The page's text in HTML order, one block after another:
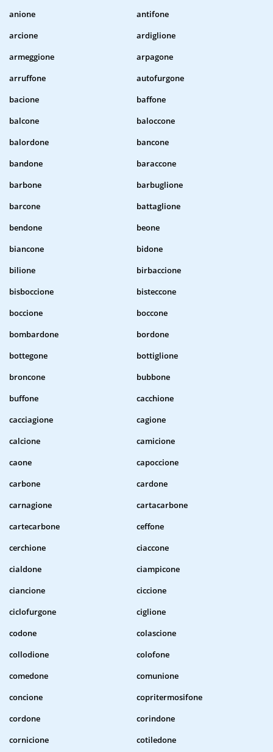
anione
antifone
arcione
ardiglione
armeggione
arpagone
arruffone
autofurgone
bacione
baffone
balcone
baloccone
balordone
bancone
bandone
baraccone
barbone
barbuglione
barcone
battaglione
bendone
beone
biancone
bidone
bilione
birbaccione
bisboccione
bisteccone
boccione
boccone
bombardone
bordone
bottegone
bottiglione
broncone
bubbone
buffone
cacchione
cacciagione
cagione
calcione
camicione
caone
capoccione
carbone
cardone
carnagione
cartacarbone
cartecarbone
ceffone
cerchione
ciaccone
cialdone
ciampicone
ciancione
ciccione
ciclofurgone
ciglione
codone
colascione
collodione
colofone
comedone
comunione
concione
copritermosifone
cordone
corindone
cornicione
cotiledone